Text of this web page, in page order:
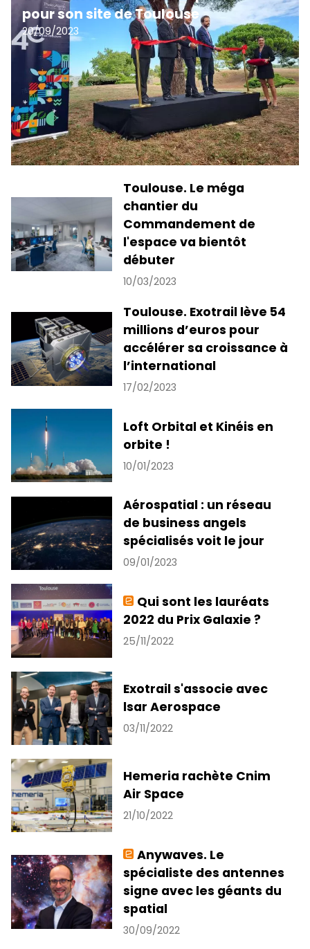
pour son site de Toulouse
20/09/2023
Toulouse. Le méga
chantier du
Commandement de
l'espace va bientôt
débuter
10/03/2023
Toulouse. Exotrail lève 54
millions d’euros pour
accélérer sa croissance à
l’international
17/02/2023
Loft Orbital et Kinéis en
orbite !
10/01/2023
Aérospatial : un réseau
de business angels
spécialisés voit le jour
09/01/2023
Qui sont les lauréats
2022 du Prix Galaxie ?
25/11/2022
Exotrail s'associe avec
lsar Aerospace
03/11/2022
Hemeria rachète Cnim
Air Space
21/10/2022
Anywaves. Le
spécialiste des antennes
signe avec les géants du
spatial
30/09/2022